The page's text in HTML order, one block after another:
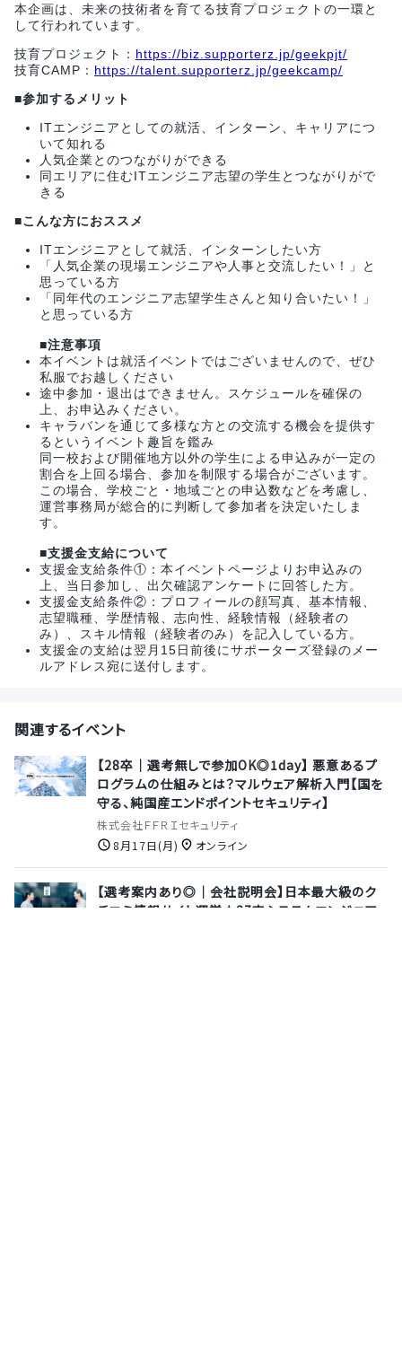
本企画は、未来の技術者を育てる技育プロジェクトの一環と
して行われています。
技育プロジェクト： https://biz.supporterz.jp/geekpjt/
技育CAMP： https://talent.supporterz.jp/geekcamp/
■参加するメリット
ITエンジニアとしての就活、インターン、キャリアにつ
いて知れる
人気企業とのつながりができる
同エリアに住むITエンジニア志望の学生とつながりがで
きる
■こんな方におススメ
ITエンジニアとして就活、インターンしたい方
「人気企業の現場エンジニアや人事と交流したい！」と
思っている方
「同年代のエンジニア志望学生さんと知り合いたい！」
と思っている方
■注意事項
本イベントは就活イベントではございませんので、ぜひ
私服でお越しください
途中参加・退出はできません。スケジュールを確保の
上、お申込みください。
キャラバンを通じて多様な方との交流する機会を提供す
るというイベント趣旨を鑑み
同一校および開催地方以外の学生による申込みが一定の
割合を上回る場合、参加を制限する場合がございます。
この場合、学校ごと・地域ごとの申込数などを考慮し、
運営事務局が総合的に判断して参加者を決定いたしま
す。
■支援金支給について
支援金支給条件①：本イベントページよりお申込みの
上、当日参加し、出欠確認アンケートに回答した方。
支援金支給条件②：プロフィールの顔写真、基本情報、
志望職種、学歴情報、志向性、経験情報（経験者の
み）、スキル情報（経験者のみ）を記入している方。
支援金の支給は翌月15日前後にサポーターズ登録のメー
ルアドレス宛に送付します。
関連するイベント
【28卒｜選考無しで参加OK◎1day】 悪意あるプ
ログラムの仕組みとは？マルウェア解析入門【国を
守る、純国産エンドポイントセキュリティ】
株式会社ＦＦＲＩセキュリティ
8月17日(月)
オンライン
【選考案内あり◎｜会社説明会】日本最大級のク
チコミ情報サイト運営★27卒システムエンジニア